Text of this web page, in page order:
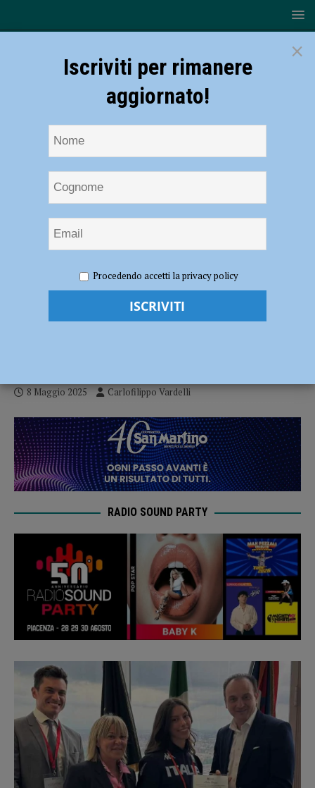
premiata dalla Regione Piemonte per l’oro europeo Under 23
Scherma – Vera Perini (Pettorelli)
8 Maggio 2025 Carlofilippo Vardelli
RADIO SOUND PARTY
×
Iscriviti per rimanere
aggiornato!
Procedendo accetti la privacy policy